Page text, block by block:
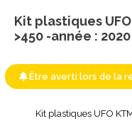
Kit plastiques UFO
Kit plastiques UFO
>450 -année : 2020
Être averti lors de la